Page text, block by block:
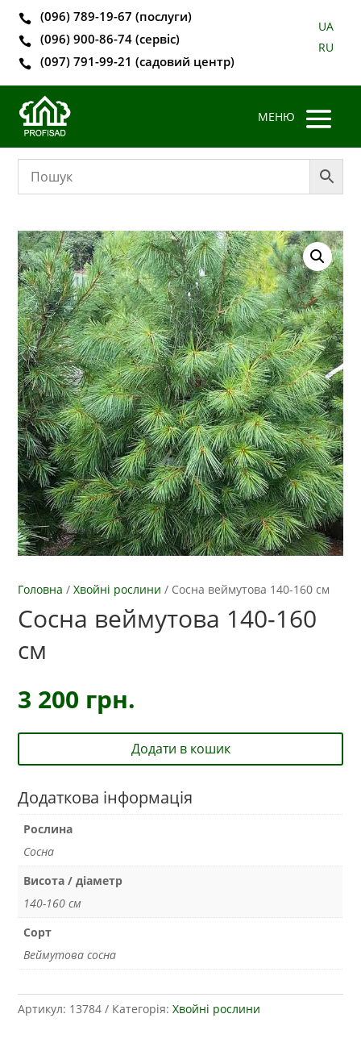
 (096) 789-19-67 (послуги)
 (096) 900-86-74 (сервіс)
 (097) 791-99-21 (садовий центр)
UA
RU
Головна /Хвойні рослини / Сосна веймутова 140-160 см
Сосна веймутова 140-160
см
3 200 грн.
Додати в кошик
Додаткова інформація
Рослина
Сосна
Висота / діаметр
140-160 см
Сорт
Веймутова сосна
Артикул: 13784 Категорія: Хвойні рослини